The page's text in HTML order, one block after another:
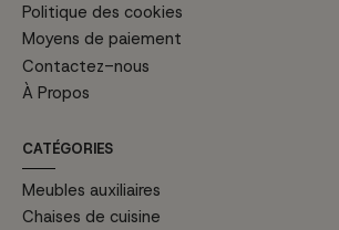
Politique des cookies
Moyens de paiement
Contactez-nous
À Propos
CATÉGORIES
Meubles auxiliaires
Chaises de cuisine